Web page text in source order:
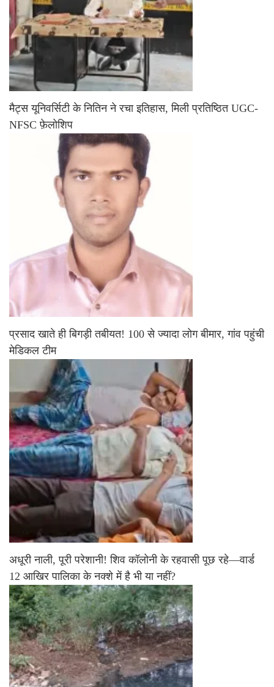
मैट्स यूनिवर्सिटी के नितिन ने रचा इतिहास, मिली प्रतिष्ठित UGC-
NFSC फ़ेलोशिप
प्रसाद खाते ही बिगड़ी तबीयत! 100 से ज्यादा लोग बीमार, गांव पहुंची
मेडिकल टीम
अधूरी नाली, पूरी परेशानी! शिव कॉलोनी के रहवासी पूछ रहे—वार्ड
12 आखिर पालिका के नक्शे में है भी या नहीं?